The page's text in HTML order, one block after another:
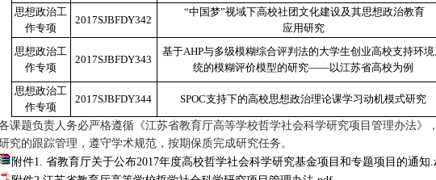
思想政治工
作专项
2017SJBFDY342
“中国梦”视域下高校社团文化建设及其思想政治教育
应用研究
思想政治工
作专项
2017SJBFDY343
基于AHP与多级模糊综合评判法的大学生创业高校支持环境
统的模糊评价模型的研究——以江苏省高校为例
思想政治工
作专项
2017SJBFDY344 SPOC支持下的高校思想政治理论课学习动机模式研究
课题负责人务必严格遵循《江苏省教育厅高等学校哲学社会科学研究项目管理办法》
究的跟踪管理，遵守学术规范，按期保质完成研究任务。
附件1. 省教育厅关于公布2017年度高校哲学社会科学研究基金项目和专题项目的通知